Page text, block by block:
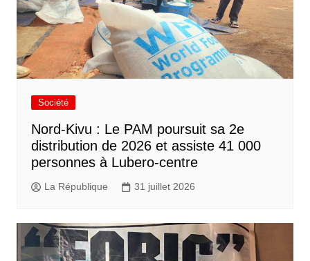
Société
Nord-Kivu : Le PAM poursuit sa 2e
distribution de 2026 et assiste 41 000
personnes à Lubero-centre
La République 31 juillet 2026